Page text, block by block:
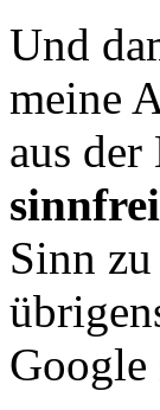
Und
meine
aus
Sinn
Google